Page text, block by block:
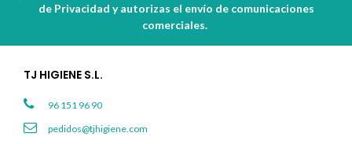
de Privacidad y autorizas el envío de comunicaciones
comerciales.
TJ HIGIENE S.L.
96 151 96 90
pedidos@tjhigiene.com